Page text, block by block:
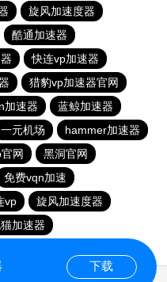
旋风加速度器
酷通加速器
快连vp加速器
猎豹vp加速器官网
加速器
蓝鲸加速器
一元机场
hammer加速器
网
黑洞官网
免费vqn加速
vp
旋风加速度器
加速器
下载